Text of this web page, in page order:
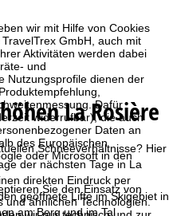
wir mit Hilfe von Cookies
GmbH, auch mit
Aktivitäten werden dabei
und
Nutzungsprofile dienen der
Dafür
widerrufbar), die auch
Daten an
des Europäischen
oder Microsoft in den
Sie den Einsatz von
und ähnlichen Technologien.
La Rosière
Schneeverhältnisse? Hier
der nächsten Tage in La
direkten Eindruck per
geöffnete Lifte im Skigebiet in
am Berg und im Tal